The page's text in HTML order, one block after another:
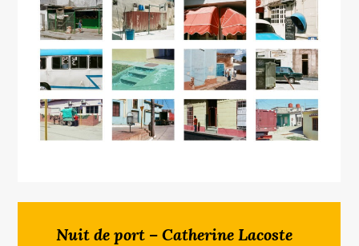
Nuit de port – Catherine Lacoste